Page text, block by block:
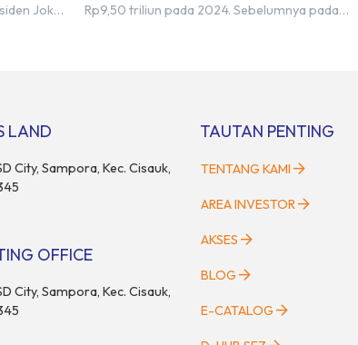
Joko
18 Maret
Rp9,50 triliun pada 2024. Sebelumnya pada
maupun nasional dapat memengaruhi
rumah maupun investasi di sektor […]
LAND
City, Sampora, Kec. Cisauk,
OFFICE
City, Sampora, Kec. Cisauk,
TAUTAN PENTING
TENTANG KAMI
AREA INVESTOR
AKSES
BLOG
E-CATALOG